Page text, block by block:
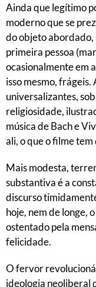
Ainda que legítimo
moderno que se
do objeto abordado,
primeira pessoa
ocasionalmente em
isso mesmo,
universalizantes,
religiosidade,
música de Bach e
ali, o que o filme
Mais modesta,
substantiva é a
discurso
hoje, nem de longe,
ostentado pela
felicidade.
O fervor
ideologia neoliberal